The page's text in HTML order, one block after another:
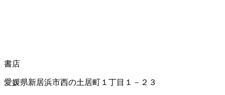
書店
愛媛県新居浜市西の土居町１丁目１－２３